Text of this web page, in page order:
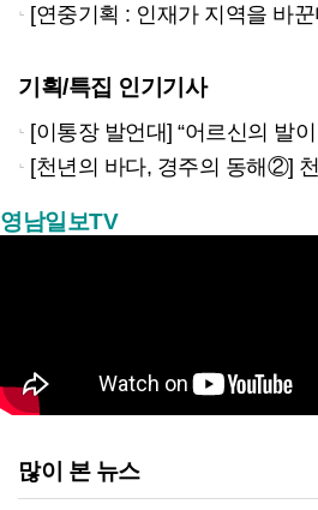
[연중기획 : 인재가 지역을 바꾼다]〈인터뷰〉 한국생
기획/특집 인기기사
[이통장 발언대] “어르신의 발이 되고, 외국인 근로자의 벗
[천년의 바다, 경주의 동해②] 천년 전
영남일보TV
많이 본 뉴스